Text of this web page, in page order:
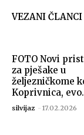
VEZANI ČLANCI
FOTO Novi
za pješake u
željezničkome
Koprivnica,
silvijaz - 17.02.2026